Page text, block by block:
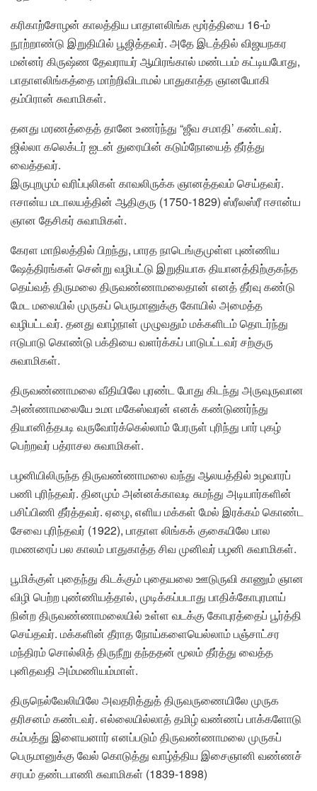
கரிகாற்சோழன் காலத்திய பாதாளலிங்க மூர்த்தியை 16-ம்
நூற்றாண்டு இறுதியில் பூஜித்தவர். அதே இடத்தில் விஜயநகர
மன்னர் கிருஷ்ண தேவராயர் ஆயிரங்கால் மண்டபம் கட்டியபோது,
பாதாளலிங்கத்தை மாற்றிவிடாமல் பாதுகாத்த ஞானயோகி
தம்பிரான் சுவாமிகள்.
தனது மரணத்தைத் தானே உணர்ந்து “ஜீவ சமாதி’ கண்டவர்.
ஜில்லா கலெக்டர் ஐடன் துரையின் கடும்நோயைத் தீர்த்து
வைத்தவர்.
இருபுறமும் வரிப்புலிகள் காவலிருக்க ஞானத்தவம் செய்தவர்.
ஈசான்ய மடாலயத்தின் ஆதிகுரு (1750-1829) ஸ்ரீலஸ்ரீ ஈசான்ய
ஞான தேசிகர் சுவாமிகள்.
கேரள மாநிலத்தில் பிறந்து, பாரத நாடெங்குமுள்ள புண்ணிய
ஷேத்திரங்கள் சென்று வழிபட்டு இறுதியாக தியானத்திற்குகந்த
தெய்வத் திருமலை திருவண்ணாமலைதான் எனத் தீர்வு கண்டு
மேட மலையில் முருகப் பெருமானுக்கு கோயில் அமைத்த
வழிபட்டவர். தனது வாழ்நாள் முழுவதும் மக்களிடம் தொடர்ந்து
ஈடுபாடு கொண்டு பக்தியை வளர்க்கப் பாடுபட்டவர் சற்குரு
சுவாமிகள்.
திருவண்ணாமலை வீதியிலே புரண்ட போது கிடந்து அருவுருவான
அண்ணாமலையே உமா மகேஸ்வரன் எனக் கண்டுணர்ந்து
தியானித்தபடி வருவோர்க்கெல்லாம் பேரருள் புரிந்து பார் புகழ்
பெற்றவர் பத்ராசல சுவாமிகள்.
பழனியிலிருந்த திருவண்ணாமலை வந்து ஆலயத்தில் உழவாரப்
பணி புரிந்தவர். தினமும் அன்னக்காவடி சுமந்து அடியார்களின்
பசிப்பிணி தீர்த்தவர். ஏழை, எளிய மக்கள் மேல் இரக்கம் கொண்ட
சேவை புரிந்தவர் (1922), பாதாள லிங்கக் குகையிலே பால
ரமணரைப் பல காலம் பாதுகாத்த சிவ முனிவர் பழனி சுவாமிகள்.
பூமிக்குள் புதைந்து கிடக்கும் புதையலை ஊடுருவி காணும் ஞான
விழி பெற்ற புண்ணியத்தால், முடிக்கப்படாது பாதிக்கோபுரமாய்
நின்ற திருவண்ணாமலையில் உள்ள வடக்கு கோபுரத்தைப் பூர்த்தி
செய்தவர். மக்களின் தீராத நோய்களையெல்லாம் பஞ்சாட்சர
மந்திரம் சொல்லித் திருநீறு தந்ததன் மூலம் தீர்த்து வைத்த
புனிதவதி அம்மணியம்மாள்.
திருநெல்வேலியிலே அவதரித்துத் திருவருணையிலே முருக
தரிசனம் கண்டவர். எல்லையில்லாத் தமிழ் வண்ணப் பாக்களோடு
கம்பத்து இளையனார் எனப்படும் திருவண்ணாமலை முருகப்
பெருமானுக்கு வேல் கொடுத்து வாழ்த்திய இசைஞானி வண்ணச்
சரபம் தண்டபாணி சுவாமிகள் (1839-1898)